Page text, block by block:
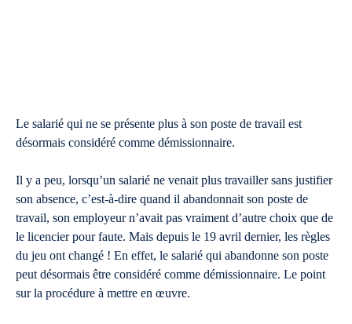
Le salarié qui ne se présente plus à son poste de travail est
désormais considéré comme démissionnaire.
Il y a peu, lorsqu’un salarié ne venait plus travailler sans justifier
son absence, c’est-à-dire quand il abandonnait son poste de
travail, son employeur n’avait pas vraiment d’autre choix que de
le licencier pour faute. Mais depuis le 19 avril dernier, les règles
du jeu ont changé ! En effet, le salarié qui abandonne son poste
peut désormais être considéré comme démissionnaire. Le point
sur la procédure à mettre en œuvre.